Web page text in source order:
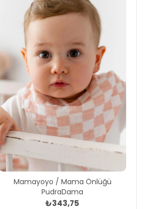
Mamayoyo / Mama Önlüğü
PudraDama
₺343,75